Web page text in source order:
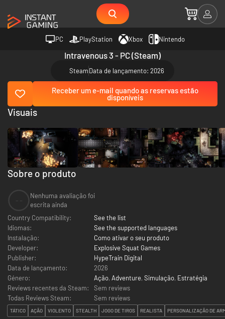
PC PlayStation Xbox Nintendo
Intravenous 3 - PC (Steam)
SteamData de lançamento: 2026
Receber um e-mail quando as reservas estão
disponíveis
Sobre o produto
Nenhuma avaliação foi
escrita ainda
Country Compatibility:
See the list
Idiomas:
See the supported languages
Instalação:
Como ativar o seu produto
Developer:
Explosive Squat Games
Publisher:
HypeTrain Digital
Data de lançamento:
2026
Género:
Ação, Adventure, Simulação, Estratégia
Reviews recentes da Steam:
Sem reviews
Todas Reviews Steam:
Sem reviews
TÁTICO AÇÃO VIOLENTO STEALTH JOGO DE TIROS REALISTA PERSONALIZAÇÃO DE
Visuais